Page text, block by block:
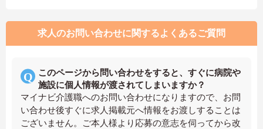
求人のお問い合わせに関するよくあるご質問
このページから問い合わせをすると、すぐに病院や
施設に個人情報が渡されてしまいますか？
マイナビ介護職へのお問い合わせになりますので、お問
い合わせ後すぐに求人掲載元へ情報をお渡しすることは
ございません。ご本人様より応募の意志を伺ってから改